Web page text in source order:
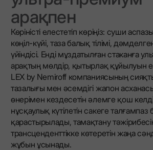
арақпен
Көріністі елестетіп көріңіз: суши
көңіл-күйі, таза балық тілімі,
үйіндісі. Енді мұздатылған стаканға
арақтың мөлдір, қытырлақ құйылуын
LEX by Nemiroff компаниясының сияқты
тазалығы мен әсемдігі жапон
өнерімен кездесетін әлемге қош
нұсқаулық күтілетін сакеге талғампаз
қарастырылады, тамақтану
трансценденттікке көтеретін жаңа
жұбын ұсынады.